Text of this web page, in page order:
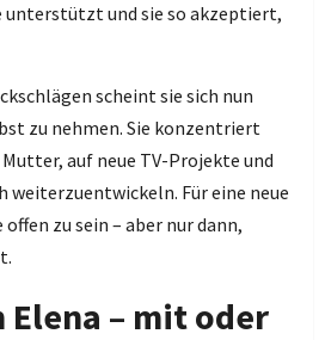
unterstützt und sie so akzeptiert,
scheint sie sich nun
zu nehmen. Sie konzentriert
auf neue TV-Projekte und
weiterzuentwickeln. Für eine neue
zu sein – aber nur dann,
Elena – mit oder